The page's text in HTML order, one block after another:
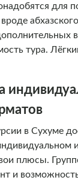
для
тура.
в Сухуме
плюсы.
и